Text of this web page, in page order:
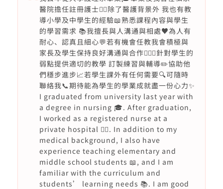
醫院擔任註冊護士👩‍⚕️除了醫護背景外 我也有教
導小學及中學生的經驗📖熟悉課程內容與學生
的學習需求 📚我擅長與人溝通與相處♥️為人有
耐心、認真且細心💬若有機會任教我會積極與
家長及學生保持良好溝通與合作🙇🏻‍♀️針對學生的
弱點提供適切的教學 訂製練習與輔導✏️協助他
們穩步進步📈若學生課外有任何需要🔍可隨時
聯絡我📞期待能為學生的學業成就盡一份心力✨
I graduated from university last year with
a degree in nursing 🎓. After graduation,
I worked as a registered nurse at a
private hospital 👩‍⚕️. In addition to my
medical background, I also have
experience teaching elementary and
middle school students 📖, and I am
familiar with the curriculum and
students’ learning needs 📚. I am good